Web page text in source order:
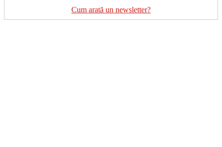
Cum arată un newsletter?